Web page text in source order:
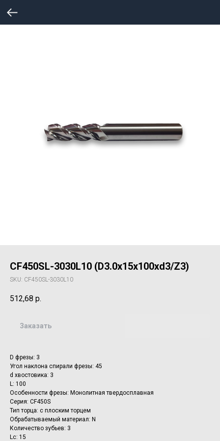
CF450SL-3030L10 (D3.0x15x100xd3/Z3)
SKU: CF450SL-3030L10
512,68 р.
Заказать
D фрезы: 3
Угол наклона спирали фрезы: 45
d хвостовика: 3
L: 100
Особенности фрезы: Монолитная твердосплавная
Серия: CF450S
Тип торца: с плоским торцем
Обрабатываемый материал: N
Количество зубьев: 3
Lc: 15